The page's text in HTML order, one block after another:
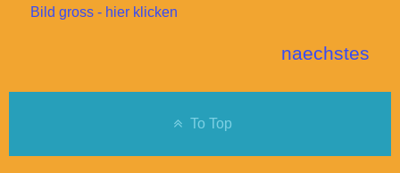
Bild gross - hier klicken
naechstes
To Top